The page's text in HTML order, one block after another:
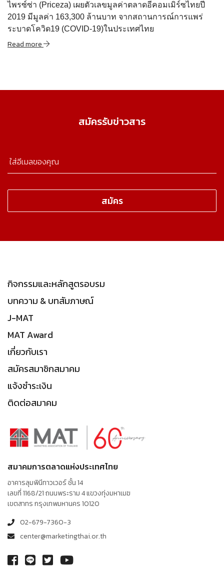
ไพรซ์ซ่า (Priceza) เผยตัวเลขมูลค่าตลาดอีคอมเมิร์ซไทยปี
2019 มีมูลค่า 163,300 ล้านบาท จากสถานการณ์การแพร่
ระบาดโควิด19 (COVID-19)ในประเทศไทย
Read more
สมัครรับข่าวสาร
กิจกรรมและหลักสูตรอบรม
บทความ & บทสัมภาษณ์
J-MAT
MAT Award
เกี่ยวกับเรา
สมัครสมาชิกสมาคม
แจ้งชำระเงิน
ติดต่อสมาคม
สมาคมการตลาดแห่งประเทศไทย
อาคารลุมพินีทาวเวอร์ ชั้น 14
เลขที่ 1168/21 ถนนพระราม 4 แขวงทุ่งมหาเมฆ
เขตสาทร กรุงเทพมหานคร 10120
02-679-7360-3
center@marketingthai.or.th